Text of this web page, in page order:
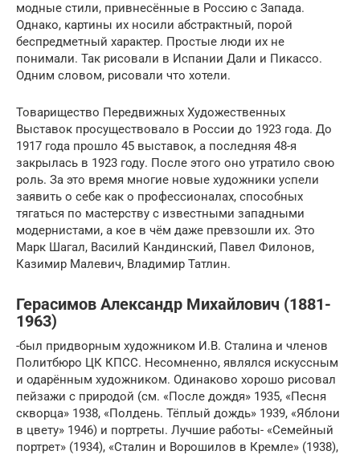
модные стили, привнесённые в Россию с Запада.
Однако, картины их носили абстрактный, порой
беспредметный характер. Простые люди их не
понимали. Так рисовали в Испании Дали и Пикассо.
Одним словом, рисовали что хотели.
Товарищество Передвижных Художественных
Выставок просуществовало в России до 1923 года. До
1917 года прошло 45 выставок, а последняя 48-я
закрылась в 1923 году. После этого оно утратило свою
роль. За это время многие новые художники успели
заявить о себе как о профессионалах, способных
тягаться по мастерству с известными западными
модернистами, а кое в чём даже превзошли их. Это
Марк Шагал, Василий Кандинский, Павел Филонов,
Казимир Малевич, Владимир Татлин.
Герасимов Александр Михайлович (1881-
1963)
-был придворным художником И.В. Сталина и членов
Политбюро ЦК КПСС. Несомненно, являлся искуссным
и одарённым художником. Одинаково хорошо рисовал
пейзажи с природой (см. «После дождя» 1935, «Песня
скворца» 1938, «Полдень. Тёплый дождь» 1939, «Яблони
в цвету» 1946) и портреты. Лучшие работы- «Семейный
портрет» (1934), «Сталин и Ворошилов в Кремле» (1938),